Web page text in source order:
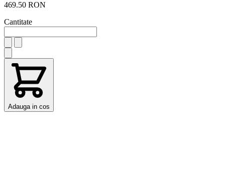
469.50 RON
Cantitate
Adauga in cos